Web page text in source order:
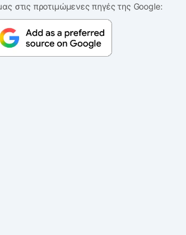
στις προτιμώμενες πηγές της Google: